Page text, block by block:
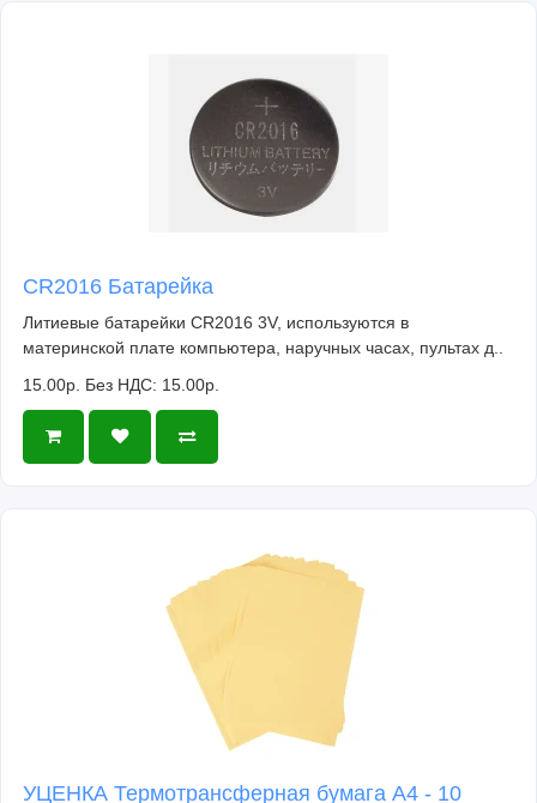
CR2016 Батарейка
Литиевые батарейки CR2016 3V, используются в
материнской плате компьютера, наручных часах, пультах д..
15.00р. Без НДС: 15.00р.
УЦЕНКА Термотрансферная бумага А4 - 10